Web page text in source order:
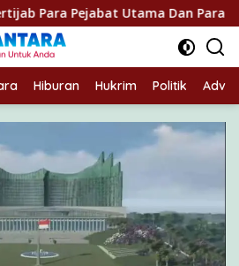
Pejabat Utama Dan Para
Hiburan Hukrim Politik